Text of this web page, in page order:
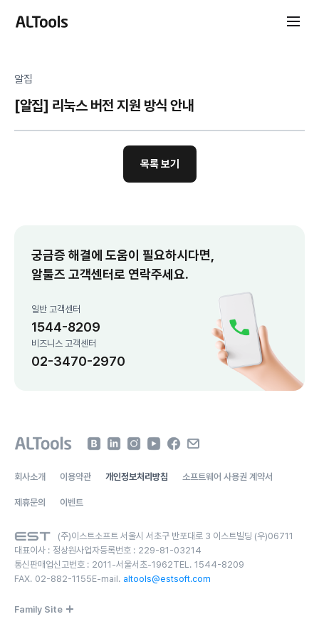
알집
[알집] 리눅스 버전 지원 방식 안내
목록 보기
궁금증 해결에 도움이 필요하시다면,
알툴즈 고객센터로 연락주세요.
일반 고객센터
1544-8209
비즈니스 고객센터
02-3470-2970
회사소개 이용약관 개인정보처리방침 소프트웨어 사용권 계약서
제휴문의 이벤트
(주)이스트소프트 서울시 서초구 반포대로 3 이스트빌딩 (우)06711
대표이사 : 정상원사업자등록번호 : 229-81-03214
통신판매업신고번호 : 2011-서울서초-1962TEL. 1544-8209
FAX. 02-882-1155E-mail. altools@estsoft.com
Family Site